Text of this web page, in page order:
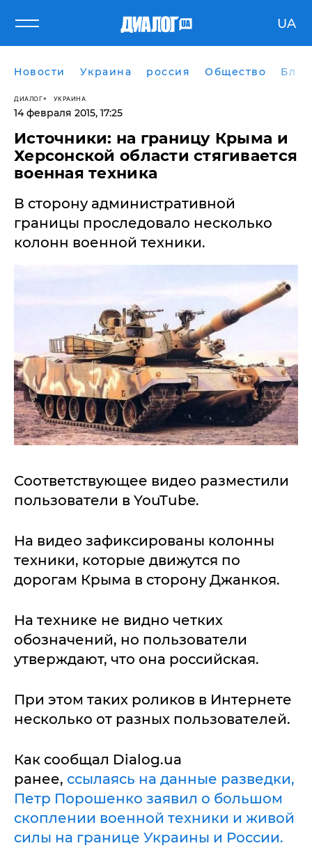
UA
Новости Украина россия Общество
ДИАЛОГ УКРАИНА
14 февраля 2015, 17:25
Источники: на границу Крыма и
Херсонской области стягивается
военная техника
В сторону административной
границы проследовало несколько
колонн военной техники.
Соответствующее видео разместили
пользователи в YouTube.
На видео зафиксированы колонны
техники, которые движутся по
дорогам Крыма в сторону Джанкоя.
На технике не видно четких
обозначений, но пользователи
утверждают, что она российская.
При этом таких роликов в Интернете
несколько от разных пользователей.
Как сообщал Dialog.ua
ранее, ссылаясь на данные разведки,
Петр Порошенко заявил о большом
скоплении военной техники и живой
силы на границе Украины и России.